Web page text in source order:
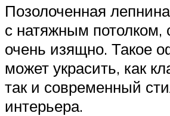
Позолоченная
с натяжным потолком,
очень изящно. Такое
может украсить, как
так и современный
интерьера.